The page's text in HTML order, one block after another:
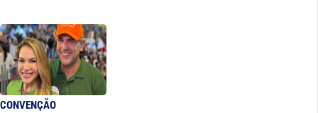
CONVENÇÃO